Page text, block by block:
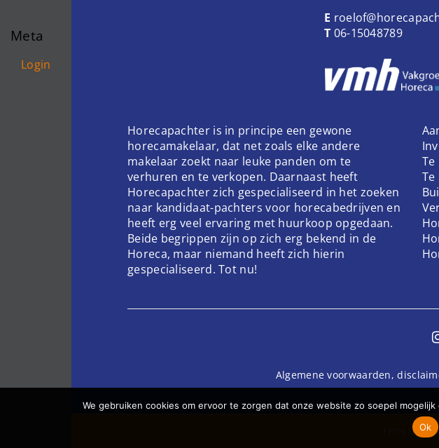
Meta
Login
E
T 06-15048789
Horecapachter is in principe een gewone
horecamakelaar, dat net zoals elke andere
makelaar zoekt naar leuke panden om te
verhuren en te verkopen. Daarnaast heeft
Horecapachter zich gespecialiseerd in het zoeken
naar kandidaat-pachters voor horecabedrijven en
heeft erg veel ervaring met huurkoop opgedaan.
Beide begrippen zijn op zich erg bekend in de
Horeca, maar niemand heeft zich hierin
gespecialiseerd. Tot nu!
Te
Te
Algemene voorwaarden,
We gebruiken cookies om ervoor te zorgen dat onze website zo soepel
Ok